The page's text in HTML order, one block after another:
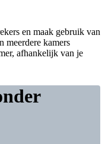
en maak gebruik van
meerdere kamers
afhankelijk van je